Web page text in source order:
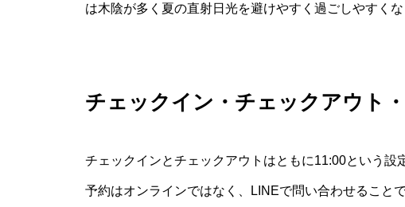
は木陰が多く夏の直射日光を避けやすく過ごしやすくな
チェックイン・チェックアウト
チェックインとチェックアウトはともに11:00という設
予約はオンラインではなく、LINEで問い合わせること